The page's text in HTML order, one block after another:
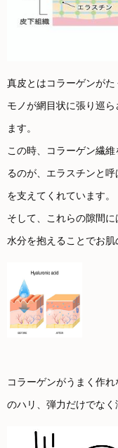
真皮とはコラーゲンが
モノが網目状に張り巡
ます。
この時、コラーゲン繊
るのが、エラスチンと
を支えてくれています。
そして、これらの隙間に
水分を抱えることでお肌
コラーゲンがうまく作